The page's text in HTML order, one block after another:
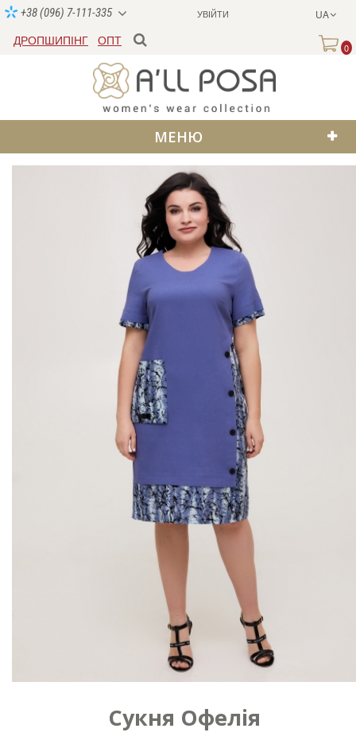
УВІЙТИ UA
+38 (096) 7-111-335
ДРОПШИПІНГ ОПТ
0
МЕНЮ
Сукня Офелія